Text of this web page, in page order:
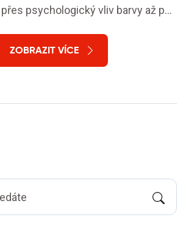
psychologický vliv barvy až po
přehled pro každého, kdo stojí
výběru barvy svých
ZOBRAZIT VÍCE